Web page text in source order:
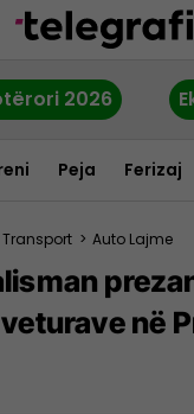
2026
Peja Ferizaj
> Auto Lajme
në